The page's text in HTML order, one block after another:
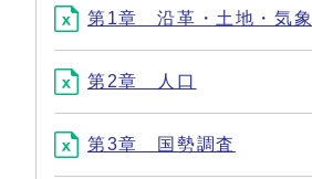
第1章 沿革・土地・気象
第2章 人口
第3章 国勢調査